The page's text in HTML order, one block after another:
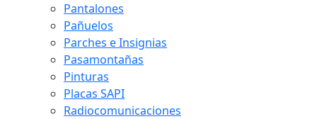
Pantalones
Pañuelos
Parches e Insignias
Pasamontañas
Pinturas
Placas SAPI
Radiocomunicaciones